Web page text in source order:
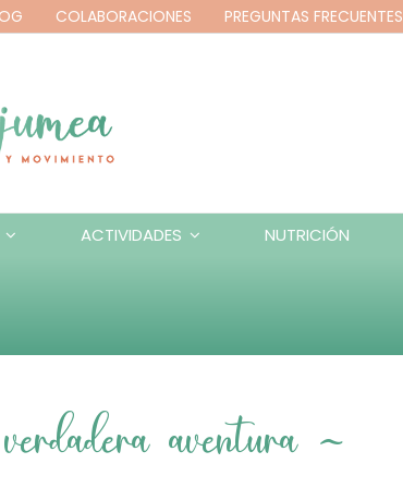
COLABORACIONES PREGUNTAS FRECUENTES
ACTIVIDADES NUTRICIÓN
aventura ~